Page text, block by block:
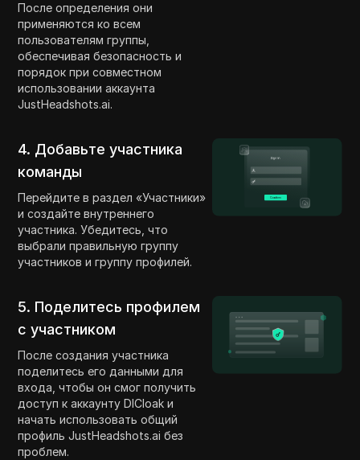
После определения они
применяются ко всем
пользователям группы,
обеспечивая безопасность и
порядок при совместном
использовании аккаунта
JustHeadshots.ai.
4. Добавьте участника
команды
Перейдите в раздел «Участники»
и создайте внутреннего
участника. Убедитесь, что
выбрали правильную группу
участников и группу профилей.
5. Поделитесь профилем
с участником
После создания участника
поделитесь его данными для
входа, чтобы он смог получить
доступ к аккаунту DICloak и
начать использовать общий
профиль JustHeadshots.ai без
проблем.